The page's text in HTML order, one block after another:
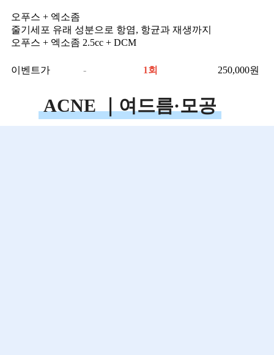
오푸스 + 엑소좀
줄기세포 유래 성분으로 항염, 항균과 재생까지
오푸스 + 엑소좀 2.5cc + DCM
이벤트가 - 1회 250,000원
ACNE ｜여드름·모공